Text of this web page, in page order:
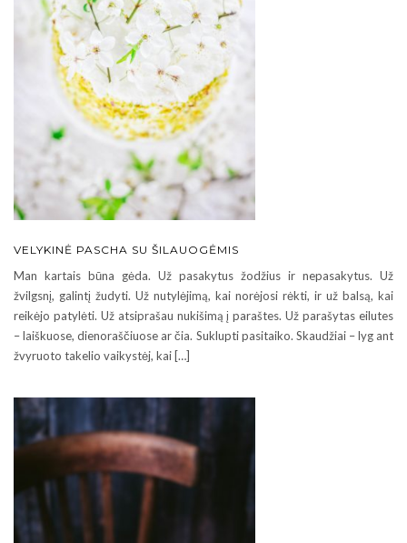
VELYKINĖ PASCHA SU ŠILAUOGĖMIS
Man kartais būna gėda. Už pasakytus žodžius ir nepasakytus. Už
žvilgsnį, galintį žudyti. Už nutylėjimą, kai norėjosi rėkti, ir už balsą, kai
reikėjo patylėti. Už atsiprašau nukišimą į paraštes. Už parašytas eilutes
– laiškuose, dienoraščiuose ar čia. Suklupti pasitaiko. Skaudžiai – lyg ant
žvyruoto takelio vaikystėj, kai […]